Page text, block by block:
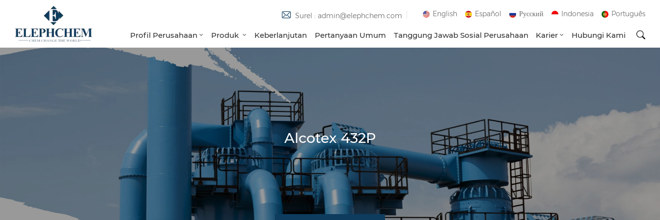
Surel : admin@elephchem.com English Español Русский Indonesia Português
Profil Perusahaan Produk Keberlanjutan Pertanyaan Umum Tanggung Jawab Sosial Perusahaan Karier Hubungi Kami
Alcotex 432P